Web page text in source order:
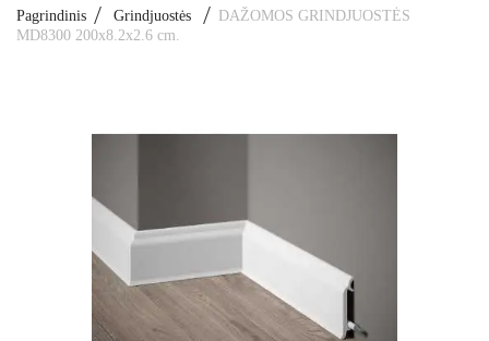
Pagrindinis Grindjuostės
DAŽOMOS GRINDJUOSTĖS
MD8300 200x8.2x2.6 cm.